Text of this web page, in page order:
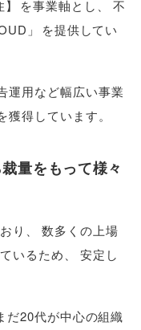
】 を事業軸とし
不
」
を提供してい
運用など幅広い事業
獲得しています。
量をもって様々
り
数多くの上場
いるため
安定し
だ20代が中心の組織